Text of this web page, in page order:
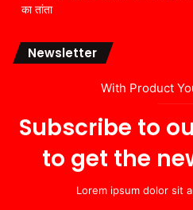
का तांता
Newsletter
With Product
Subscribe to
to get the
Lorem ipsum dolor sit